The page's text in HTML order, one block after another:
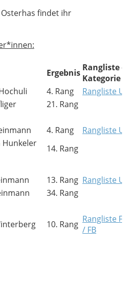
findet ihr
Ergebnis Rangliste
Kategorie
4. Rang
Rangliste
21. Rang
4. Rang
Rangliste
Hunkeler
14. Rang
13. Rang Rangliste
34. Rang
10. Rang Rangliste
/ FB